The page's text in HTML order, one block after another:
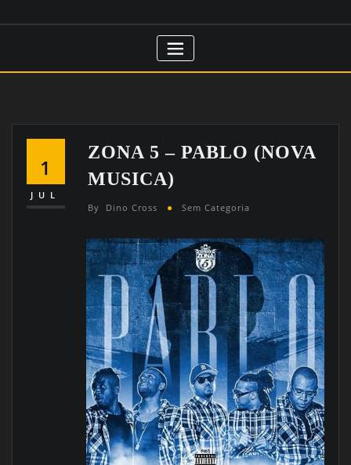
1
JUL
ZONA 5 – PABLO (NOVA
MUSICA)
By Dino Cross Sem Categoria